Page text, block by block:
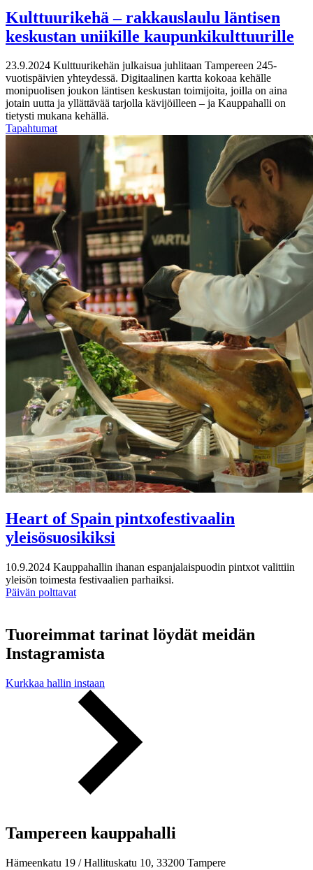
Kulttuurikehä – rakkauslaulu läntisen
keskustan uniikille kaupunkikulttuurille
23.9.2024 Kulttuurikehän julkaisua juhlitaan Tampereen 245-
vuotispäivien yhteydessä. Digitaalinen kartta kokoaa kehälle
monipuolisen joukon läntisen keskustan toimijoita, joilla on aina
jotain uutta ja yllättävää tarjolla kävijöilleen – ja Kauppahalli on
tietysti mukana kehällä.
Tapahtumat
Heart of Spain pintxofestivaalin
yleisösuosikiksi
10.9.2024 Kauppahallin ihanan espanjalaispuodin pintxot valittiin
yleisön toimesta festivaalien parhaiksi.
Päivän polttavat
Tuoreimmat tarinat löydät meidän
Instagramista
Kurkkaa hallin instaan
Tampereen kauppahalli
Hämeenkatu 19 / Hallituskatu 10, 33200 Tampere